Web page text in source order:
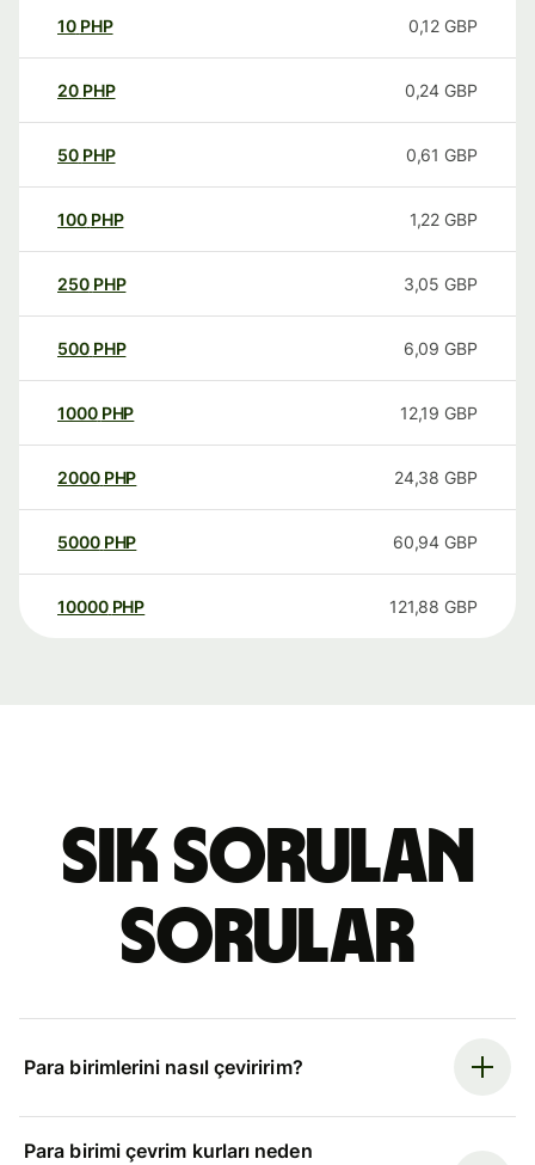
10 PHP 0,12 GBP
20 PHP 0,24 GBP
50 PHP 0,61 GBP
100 PHP 1,22 GBP
250 PHP 3,05 GBP
500 PHP 6,09 GBP
1000 PHP 12,19 GBP
2000 PHP 24,38 GBP
5000 PHP 60,94 GBP
10000 PHP 121,88 GBP
Sık sorulan
sorular
Para birimlerini nasıl çeviririm?
Para birimi çevrim kurları neden